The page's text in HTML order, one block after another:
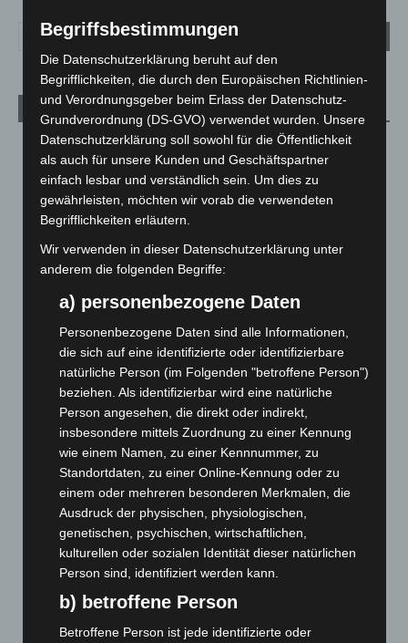
Aktuelle Beiträge
Niedersachsen: Feuerwehrkräfte kehren nach
Waldbrandeinsatz aus Spanien zurück
7. August 2026
Hannover: Erste Tigermücken-Population in Niedersachsen
Brand im „Haus der Begegnung“ in Neuwarmbüchen schnell
eingedämmt
6. August 2026
Region Hannover: 21 neue Notfallsanitäter starten beim
Roten Kreuz
5. August 2026
Mann läuft mit Hockeyschläger über A7 – Polizei sucht
Zeugen
5. August 2026
Celle: Mensch stirbt bei Bagger-Unfall auf Baustelle
5. August 2026
Gasleitung bei McDonald’s-Umbau in Langenhagen
beschädigt
Begriffsbestimmungen
Die Datenschutzerklärung beruht auf den
Begrifflichkeiten, die durch den Europäischen Richtlinien-
und Verordnungsgeber beim Erlass der Datenschutz-
Grundverordnung (DS-GVO) verwendet wurden. Unsere
Datenschutzerklärung soll sowohl für die Öffentlichkeit
als auch für unsere Kunden und Geschäftspartner
einfach lesbar und verständlich sein. Um dies zu
gewährleisten, möchten wir vorab die verwendeten
Begrifflichkeiten erläutern.
Wir verwenden in dieser Datenschutzerklärung unter
anderem die folgenden Begriffe:
a) personenbezogene Daten
Personenbezogene Daten sind alle Informationen,
die sich auf eine identifizierte oder identifizierbare
natürliche Person (im Folgenden "betroffene Person")
beziehen. Als identifizierbar wird eine natürliche
Person angesehen, die direkt oder indirekt,
insbesondere mittels Zuordnung zu einer Kennung
wie einem Namen, zu einer Kennnummer, zu
Standortdaten, zu einer Online-Kennung oder zu
einem oder mehreren besonderen Merkmalen, die
Ausdruck der physischen, physiologischen,
genetischen, psychischen, wirtschaftlichen,
kulturellen oder sozialen Identität dieser natürlichen
Person sind, identifiziert werden kann.
b) betroffene Person
Betroffene Person ist jede identifizierte oder